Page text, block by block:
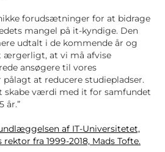
forudsætninger for at bidrage
mangel på it-kyndige. Den
udtalt i de kommende år og
ærgerligt, at vi må afvise
ansøgere til vores
pålagt at reducere studiepladser.
skabe værdi med it for samfundet
år.”
af IT-Universitetet,
fra 1999-2018, Mads Tofte.